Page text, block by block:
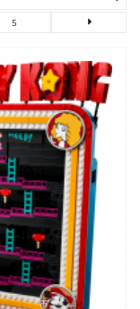
5